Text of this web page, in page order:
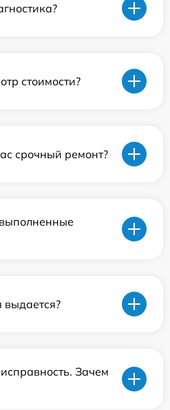
стоимости?
срочный ремонт?
Зачем